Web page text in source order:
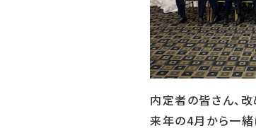
内定者の皆さん、
来年の4月から一緒